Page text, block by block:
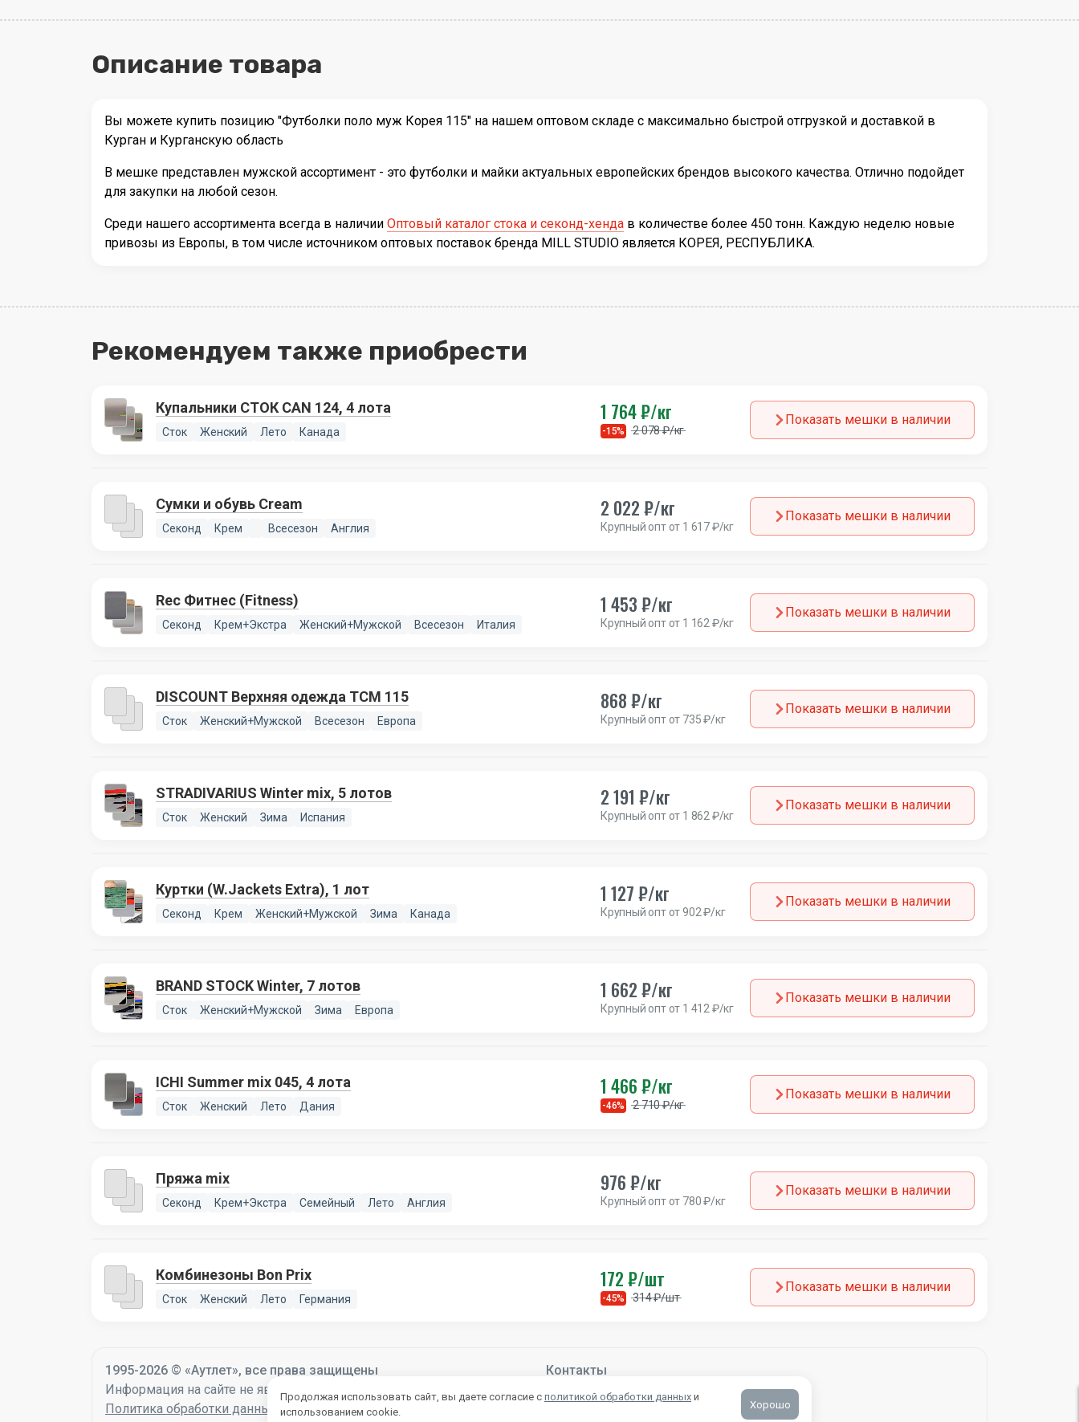
Описание товара
Вы можете купить позицию "Футболки поло муж Корея 115" на нашем оптовом складе с максимально быстрой отгрузкой и доставкой в
Курган и Курганскую область
В мешке представлен мужской ассортимент - это футболки и майки актуальных европейских брендов высокого качества. Отлично подойдет
для закупки на любой сезон.
Среди нашего ассортимента всегда в наличии Оптовый каталог стока и секонд-хенда в количестве более 450 тонн. Каждую неделю новые
привозы из Европы, в том числе источником оптовых поставок бренда MILL STUDIO является КОРЕЯ, РЕСПУБЛИКА.
Рекомендуем также приобрести
Купальники СТОК CAN 124, 4 лота
Сток Женский Лето Канада
1 764 ₽/кг
-15% 2 078 ₽/кг
Показать мешки в наличии
Сумки и обувь Cream
Секонд Крем Всесезон Англия
2 022 ₽/кг
Крупный опт от 1 617 ₽/кг
Показать мешки в наличии
Rec Фитнес (Fitness)
Секонд Крем+Экстра Женский+Мужской Всесезон Италия
1 453 ₽/кг
Крупный опт от 1 162 ₽/кг
Показать мешки в наличии
DISCOUNT Верхняя одежда TCM 115
Сток Женский+Мужской Всесезон Европа
868 ₽/кг
Крупный опт от 735 ₽/кг
Показать мешки в наличии
STRADIVARIUS Winter mix, 5 лотов
Сток Женский Зима Испания
2 191 ₽/кг
Крупный опт от 1 862 ₽/кг
Показать мешки в наличии
Куртки (W.Jackets Extra), 1 лот
Секонд Крем Женский+Мужской Зима Канада
1 127 ₽/кг
Крупный опт от 902 ₽/кг
Показать мешки в наличии
BRAND STOCK Winter, 7 лотов
Сток Женский+Мужской Зима Европа
1 662 ₽/кг
Крупный опт от 1 412 ₽/кг
Показать мешки в наличии
ICHI Summer mix 045, 4 лота
Сток Женский Лето Дания
1 466 ₽/кг
-46% 2 710 ₽/кг
Показать мешки в наличии
Пряжа mix
Секонд Крем+Экстра Семейный Лето Англия
976 ₽/кг
Крупный опт от 780 ₽/кг
Показать мешки в наличии
Комбинезоны Bon Prix
Сток Женский Лето Германия
172 ₽/шт
-45% 314 ₽/шт
Показать мешки в наличии
1995-2026 © «Аутлет», все права защищены
Информация на сайте не является офертой –
Подробнее
Политика обработки данных
Контакты
+7 800 222-28-53
Продолжая использовать сайт, вы даете согласие с политикой обработки данных и
использованием cookie.
Хорошо